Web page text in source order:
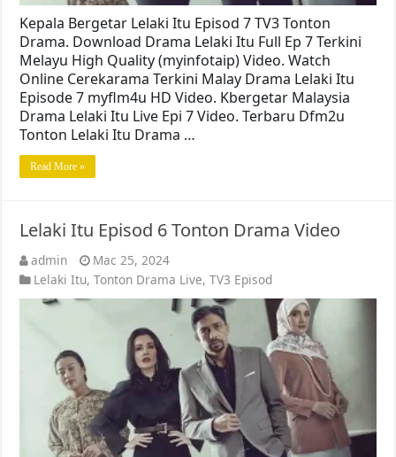
Kepala Bergetar Lelaki Itu Episod 7 TV3 Tonton
Drama. Download Drama Lelaki Itu Full Ep 7 Terkini
Melayu High Quality (myinfotaip) Video. Watch
Online Cerekarama Terkini Malay Drama Lelaki Itu
Episode 7 myflm4u HD Video. Kbergetar Malaysia
Drama Lelaki Itu Live Epi 7 Video. Terbaru Dfm2u
Tonton Lelaki Itu Drama …
Read More »
Lelaki Itu Episod 6 Tonton Drama Video
admin
Mac 25, 2024
Lelaki Itu,Tonton Drama Live,TV3 Episod